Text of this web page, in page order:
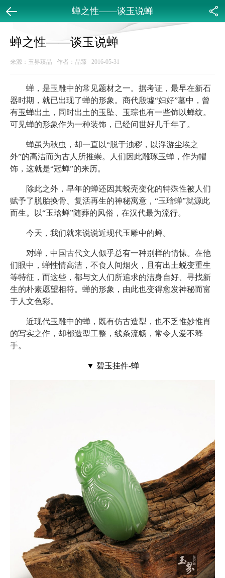
蝉之性——谈玉说蝉
蝉之性——谈玉说蝉
来源：玉界臻品 作者：品臻 2016-05-31
蝉，是玉雕中的常见题材之一。据考证，最早在新石
器时期，就已出现了蝉的形象。商代殷墟“妇好”墓中，曾
有玉蝉出土，同时出土的玉坠、玉琮也有一些饰以蝉纹。
可见蝉的形象作为一种装饰，已经问世好几千年了。
蝉虽为秋虫，却一直以“脱于浊秽，以浮游尘埃之
外”的高洁而为古人所推崇。人们因此雕琢玉蝉，作为帽
饰，这就是“冠蝉”的来历。
除此之外，早年的蝉还因其蜕壳变化的特殊性被人们
赋予了脱胎换骨、复活再生的神秘寓意，“玉琀蝉”就源此
而生。以“玉琀蝉”随葬的风俗，在汉代最为流行。
今天，我们就来说说近现代玉雕中的蝉。
对蝉，中国古代文人似乎总有一种别样的情愫。在他
们眼中，蝉性情高洁，不食人间烟火，且有出土蜕变重生
等特征，而这些，都与文人们所追求的洁身自好、寻找新
生的朴素愿望相符。蝉的形象，由此也变得愈发神秘而富
于人文色彩。
近现代玉雕中的蝉，既有仿古造型，也不乏惟妙惟肖
的写实之作，却都造型工整，线条流畅，常令人爱不释
手。
▼ 碧玉挂件-蝉